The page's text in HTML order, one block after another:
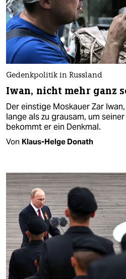
Gedenkpolitik in Russland
Iwan, nicht mehr ganz
Der einstige Moskauer Zar
lange als zu grausam, um
bekommt er ein Denkmal.
Von Klaus-Helge Donath